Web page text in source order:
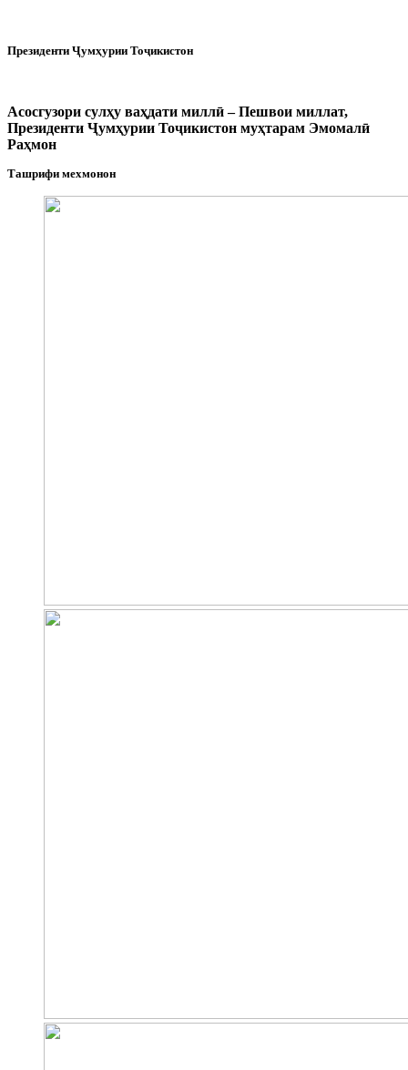
Президенти Ҷумҳурии Тоҷикистон
Асосгузори сулҳу ваҳдати миллӣ – Пешвои миллат,
Президенти Ҷумҳурии Тоҷикистон муҳтарам Эмомалӣ
Раҳмон
Ташрифи мехмонон